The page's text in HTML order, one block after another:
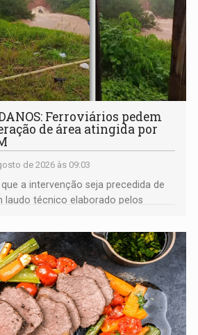
Ferroviários pedem
de área atingida por
de 2026 às 09:03
a intervenção seja precedida de
laudo técnico elaborado pelos